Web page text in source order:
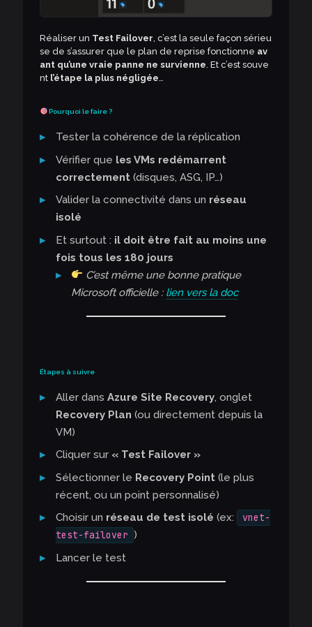
Réaliser un Test Failover, c’est la seule façon sérieu
se de s’assurer que le plan de reprise fonctionne av
ant qu’une vraie panne ne survienne. Et c’est souve
nt l’étape la plus négligée…
Pourquoi le faire ?
Tester la cohérence de la réplication
Vérifier que les VMs redémarrent
correctement(disques, ASG, IP…)
Valider la connectivité dans un réseau
isolé
Et surtout : il doit être fait au moins une
fois tous les 180 jours
C’est même une bonne pratique
Microsoft officielle : lien vers la doc
Étapes à suivre
Aller dans Azure Site Recovery, onglet
Recovery Plan (ou directement depuis la
VM)
Cliquer sur « Test Failover »
Sélectionner le Recovery Point(le plus
récent, ou un point personnalisé)
Choisir un réseau de test isolé (ex:
vnet-
test-failover )
Lancer le test